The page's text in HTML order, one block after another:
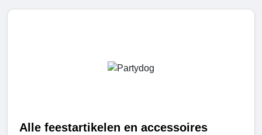
Alle feestartikelen en accessoires